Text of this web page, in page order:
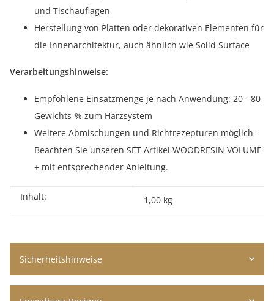
und Tischauflagen
Herstellung von Platten oder dekorativen Elementen für
die Innenarchitektur, auch ähnlich wie Solid Surface
Verarbeitungshinweise:
Empfohlene Einsatzmenge je nach Anwendung: 20 - 80
Gewichts-% zum Harzsystem
Weitere Abmischungen und Richtrezepturen möglich -
Beachten Sie unseren SET Artikel WOODRESIN VOLUME
+ mit entsprechender Anleitung.
Produkteigenschaft
Wert
Inhalt: 1,00 kg
Sicherheitshinweise